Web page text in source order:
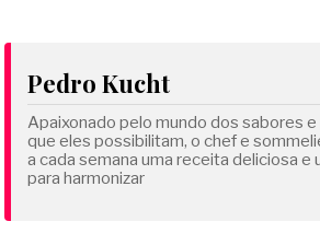
Pedro Kucht
Apaixonado pelo mundo dos sabores
que eles possibilitam, o chef e
a cada semana uma receita deliciosa e
para harmonizar